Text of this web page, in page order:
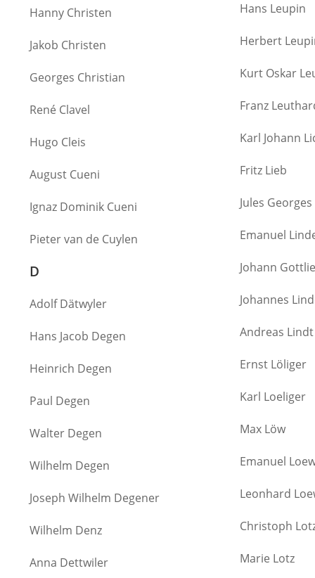
Hanny Christen
Jakob Christen
Georges Christian
René Clavel
Hugo Cleis
August Cueni
Ignaz Dominik Cueni
Pieter van de Cuylen
D
Adolf Dätwyler
Hans Jacob Degen
Heinrich Degen
Paul Degen
Walter Degen
Wilhelm Degen
Joseph Wilhelm Degener
Wilhelm Denz
Anna Dettwiler
Hans Leupin
Herbert
Kurt Oskar
Franz
Karl Johann
Fritz Lieb
Jules
Emanuel
Johann
Johannes
Andreas Lindt
Ernst Löliger
Karl Loeliger
Max Löw
Emanuel
Leonhard
Christoph
Marie Lotz